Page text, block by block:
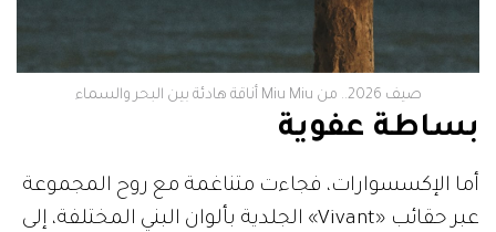
صيف 2026.. من Miu Miu أناقة هادئة بين البحر والسماء
بساطة عفوية
أما الإكسسوارات، فجاءت متناغمة مع روح المجموعة
عبر حقائب «Vivant» الجلدية بألوان البني المختلفة، إلى